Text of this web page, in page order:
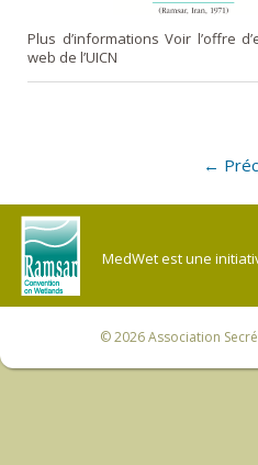
Plus d’informations Voir l’offre
web de l’UICN
←
MedWet est une
© 2026Association